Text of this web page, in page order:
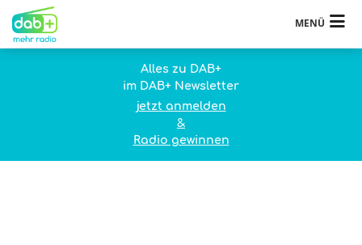
MENÜ
Alles zu DAB+
im DAB+ Newsletter
jetzt anmelden
&
Radio gewinnen